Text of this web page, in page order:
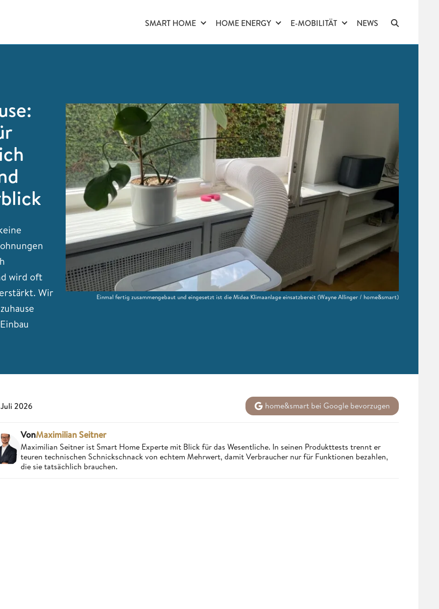
SMART HOME HOME ENERGY E-MOBILITÄT NEWS
wird oft
Wir
Einmal fertig zusammengebaut und eingesetzt ist die Midea Klimaanlage einsatzbereit (Wayne Allinger / home&smart)
2026 home&smart bei Google bevorzugen
VonMaximilian Seitner
Maximilian Seitner ist Smart Home Experte mit Blick für das Wesentliche. In seinen Produkttests trennt er
teuren technischen Schnickschnack von echtem Mehrwert, damit Verbraucher nur für Funktionen bezahlen,
die sie tatsächlich brauchen.